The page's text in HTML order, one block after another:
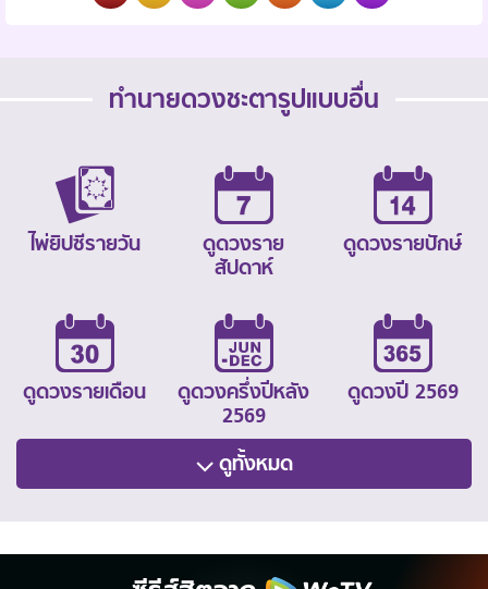
ทำนายดวงชะตารูปแบบอื่น
ไพ่ยิปซีรายวัน
ดูดวงราย
สัปดาห์
ดูดวงรายปักษ์
ดูดวงรายเดือน
ดูดวงครึ่งปีหลัง
2569
ดูดวงปี 2569
ดูทั้งหมด